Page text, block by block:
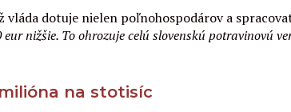
dotuje nielen poľnohospodárov a
nižšie. To ohrozuje celú slovenskú potravinovú
na stotisíc